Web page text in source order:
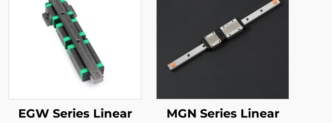
EGW Series Linear
MGN Series Linear